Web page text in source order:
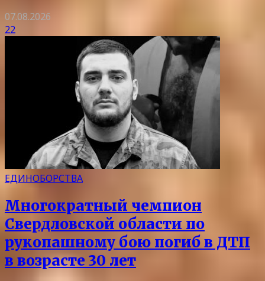
07.08.2026
22
ЕДИНОБОРСТВА
Многократный чемпион
Свердловской области по
рукопашному бою погиб в ДТП
в возрасте 30 лет